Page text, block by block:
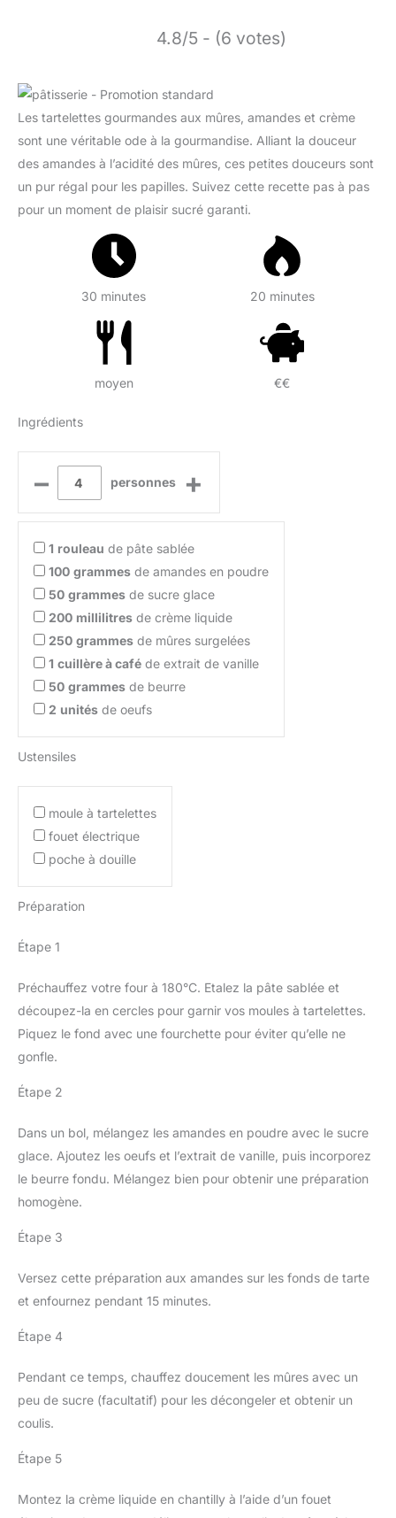
4.8/5 - (6 votes)
Les tartelettes gourmandes aux mûres, amandes et crème
sont une véritable ode à la gourmandise. Alliant la douceur
des amandes à l’acidité des mûres, ces petites douceurs sont
un pur régal pour les papilles. Suivez cette recette pas à pas
pour un moment de plaisir sucré garanti.
30 minutes 20 minutes
moyen €€
Ingrédients
– personnes +
1 rouleau de pâte sablée
100 grammes de amandes en poudre
50 grammes de sucre glace
200 millilitres de crème liquide
250 grammes de mûres surgelées
1 cuillère à café de extrait de vanille
50 grammes de beurre
2 unités de oeufs
Ustensiles
moule à tartelettes
fouet électrique
poche à douille
Préparation
Étape 1
Préchauffez votre four à 180°C. Etalez la pâte sablée et
découpez-la en cercles pour garnir vos moules à tartelettes.
Piquez le fond avec une fourchette pour éviter qu’elle ne
gonfle.
Étape 2
Dans un bol, mélangez les amandes en poudre avec le sucre
glace. Ajoutez les oeufs et l’extrait de vanille, puis incorporez
le beurre fondu. Mélangez bien pour obtenir une préparation
homogène.
Étape 3
Versez cette préparation aux amandes sur les fonds de tarte
et enfournez pendant 15 minutes.
Étape 4
Pendant ce temps, chauffez doucement les mûres avec un
peu de sucre (facultatif) pour les décongeler et obtenir un
coulis.
Étape 5
Montez la crème liquide en chantilly à l’aide d’un fouet